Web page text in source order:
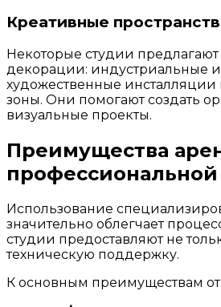
Креативные
Некоторые студии
декорации: индустриальные
художественные инсталляции
зоны. Они помогают создать
визуальные проекты.
Преимущества
профессиональной
Использование
значительно облегчает
студии предоставляют не
техническую поддержку.
К основным преимуществам